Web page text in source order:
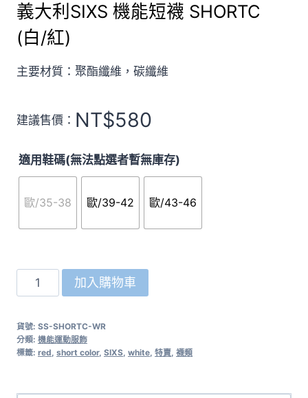
義大利SIXS 機能短襪 SHORTC
(白/紅)
主要材質：聚酯纖維，碳纖維
建議售價： NT$580
適用鞋碼(無法點選者暫無庫存)
歐/35-38 歐/39-42 歐/43-46
大
SIXS
機
加入購物車
貨號: SS-SHORTC-WR
分類: 機能運動服飾
標籤: red, short color, SIXS, white, 特賣, 襪類